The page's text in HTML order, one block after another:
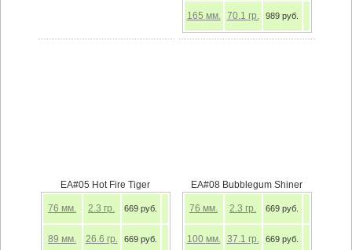
165 мм. 70.1 гр. 989 руб.
EA#05 Hot Fire Tiger
76 мм. 2.3 гр. 669 руб.
89 мм. 26.6 гр. 669 руб.
EA#08 Bubblegum Shiner
76 мм. 2.3 гр. 669 руб.
100 мм. 37.1 гр. 669 руб.